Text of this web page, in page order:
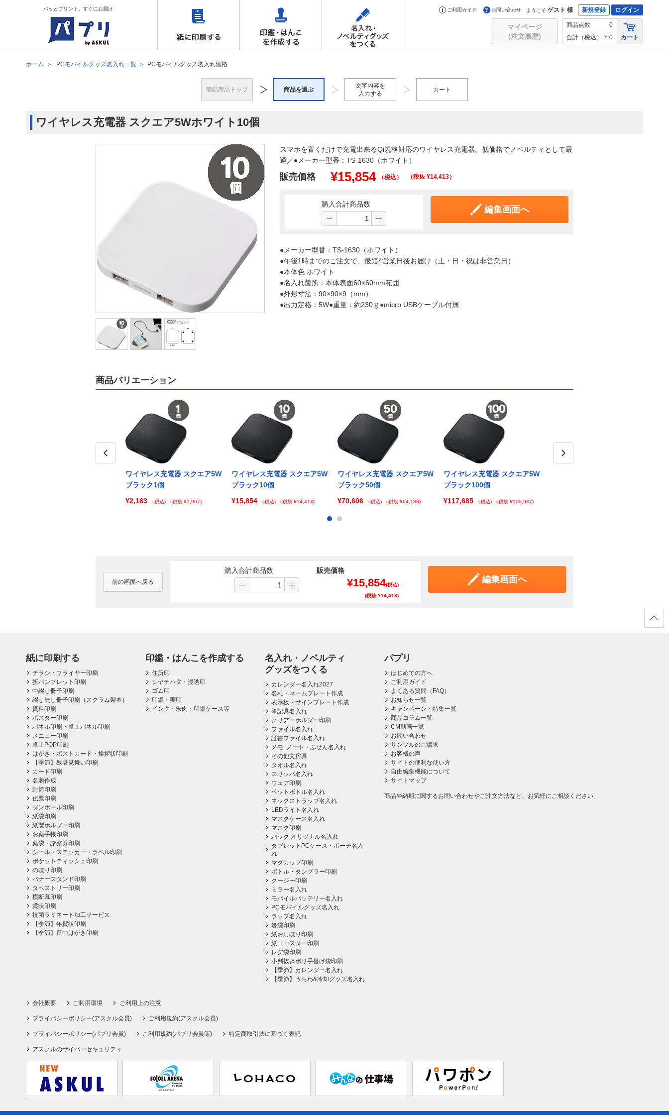
パッとプリント、すぐにお届け ご利用ガイド お問い合わせ ようこそ ゲスト 様 新規登録 ログイン
マイページ
(注文履歴)
商品点数
0
合計（税込）
¥ 0 カート
ホーム PCモバイルグッズ名入れ一覧 PCモバイルグッズ名入れ価格
簡易商品トップ 商品を選ぶ
文字内容を
入力する
カート
ワイヤレス充電器 スクエア5Wホワイト10個
スマホを置くだけで充電出来るQi規格対応のワイヤレス充電器。低価格でノベルティとして最
適／●メーカー型番：TS-1630（ホワイト）
販売価格 ¥15,854 （税込） （税抜 ¥14,413）
購入合計商品数
編集画面へ
●メーカー型番：TS-1630（ホワイト）
●午後1時までのご注文で、最短4営業日後お届け（土・日・祝は非営業日）
●本体色:ホワイト
●名入れ箇所：本体表面60×60mm範囲
●外形寸法：90×90×9（mm）
●出力定格：5W●重量：約230ｇ●micro USBケーブル付属
商品バリエーション
ワイヤレス充電器 スクエア5W
ブラック1個
¥2,163
（税込) （税抜 ¥1,967)
ワイヤレス充電器 スクエア5W
ブラック10個
¥15,854
（税込) （税抜 ¥14,413)
ワイヤレス充電器 スクエア5W
ブラック50個
¥70,606
（税込) （税抜 ¥64,188)
ワイヤレス充電器 スクエア5W
ブラック100個
¥117,685
（税込) （税抜 ¥106,987)
前の画面へ戻る
購入合計商品数 販売価格
¥15,854(税込)
(税抜 ¥14,413)
編集画面へ
紙に印刷する
チラシ・フライヤー印刷
折パンフレット印刷
中綴じ冊子印刷
綴じ無し冊子印刷（スクラム製本）
資料印刷
ポスター印刷
パネル印刷・卓上パネル印刷
メニュー印刷
卓上POP印刷
はがき・ポストカード・挨拶状印刷
【季節】残暑見舞い印刷
カード印刷
名刺作成
封筒印刷
伝票印刷
ダンボール印刷
紙袋印刷
紙製ホルダー印刷
お薬手帳印刷
薬袋・診察券印刷
シール・ステッカー・ラベル印刷
ポケットティッシュ印刷
のぼり印刷
バナースタンド印刷
タペストリー印刷
横断幕印刷
賞状印刷
抗菌ラミネート加工サービス
【季節】年賀状印刷
【季節】喪中はがき印刷
印鑑・はんこを作成する
住所印
シヤチハタ・浸透印
ゴム印
印鑑・実印
インク・朱肉・印鑑ケース等
名入れ・ノベルティ
グッズをつくる
カレンダー名入れ2027
名札・ネームプレート作成
表示板・サインプレート作成
筆記具名入れ
クリアーホルダー印刷
ファイル名入れ
証書ファイル名入れ
メモ･ノート・ふせん名入れ
その他文房具
タオル名入れ
スリッパ名入れ
ウェア印刷
ペットボトル名入れ
ネックストラップ名入れ
LEDライト名入れ
マスクケース名入れ
マスク印刷
バッグ オリジナル名入れ
タブレットPCケース・ポーチ名入
れ
マグカップ印刷
ボトル・タンブラー印刷
クージー印刷
ミラー名入れ
モバイルバッテリー名入れ
PCモバイルグッズ名入れ
ラップ名入れ
箸袋印刷
紙おしぼり印刷
紙コースター印刷
レジ袋印刷
小判抜きポリ手提げ袋印刷
【季節】カレンダー名入れ
【季節】うちわ&冷却グッズ名入れ
パプリ
はじめての方へ
ご利用ガイド
よくある質問（FAQ）
お知らせ一覧
キャンペーン・特集一覧
商品コラム一覧
CM動画一覧
お問い合わせ
サンプルのご請求
お客様の声
サイトの便利な使い方
自由編集機能について
サイトマップ
商品や納期に関するお問い合わせやご注文方法など、お気軽にご相談ください。
会社概要 ご利用環境 ご利用上の注意
プライバシーポリシー(アスクル会員) ご利用規約(アスクル会員)
プライバシーポリシー(パプリ会員) ご利用規約(パプリ会員等) 特定商取引法に基づく表記
アスクルのサイバーセキュリティ